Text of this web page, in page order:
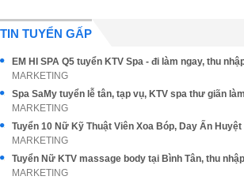
TIN TUYỂN GẤP
MARKETING
MARKETING
MARKETING
MARKETING